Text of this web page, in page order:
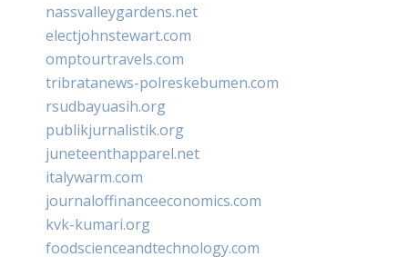
nassvalleygardens.net
electjohnstewart.com
omptourtravels.com
tribratanews-polreskebumen.com
rsudbayuasih.org
publikjurnalistik.org
juneteenthapparel.net
italywarm.com
journaloffinanceeconomics.com
kvk-kumari.org
foodscienceandtechnology.com